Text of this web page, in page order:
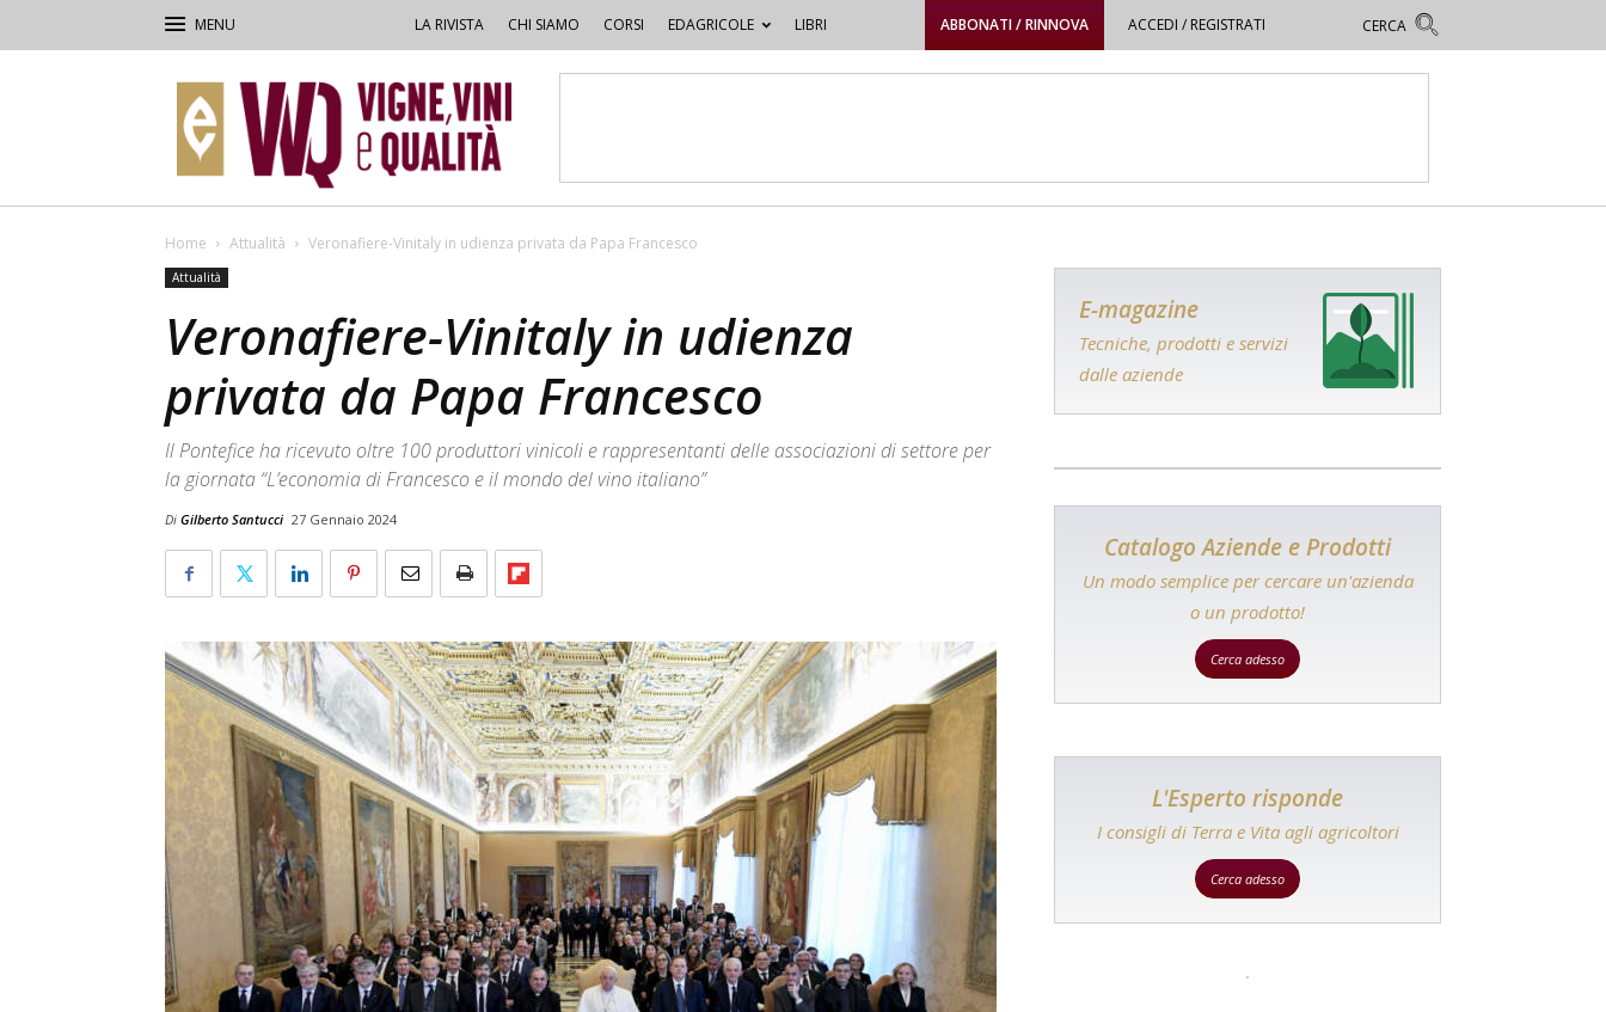
LA RIVISTA CHI SIAMO CORSI EDAGRICOLE LIBRI ABBONATI / RINNOVA ACCEDI / REGISTRATI
–
Vigne,
Vini
&
Home Attualità Veronafiere-Vinitaly in udienza privata da Papa Francesco
Attualità
Veronafiere-Vinitaly in udienza
privata da Papa Francesco
Il Pontefice ha ricevuto oltre 100 produttori vinicoli e rappresentanti delle associazioni di settore per
la giornata “L’economia di Francesco e il mondo del vino italiano”
Di Gilberto Santucci 27 Gennaio 2024
E-magazine
Tecniche, prodotti e servizi
dalle aziende
Catalogo Aziende e Prodotti
Un modo semplice per cercare un'azienda
o un prodotto!
Cerca adesso
L'Esperto risponde
I consigli di Terra e Vita agli agricoltori
Cerca adesso